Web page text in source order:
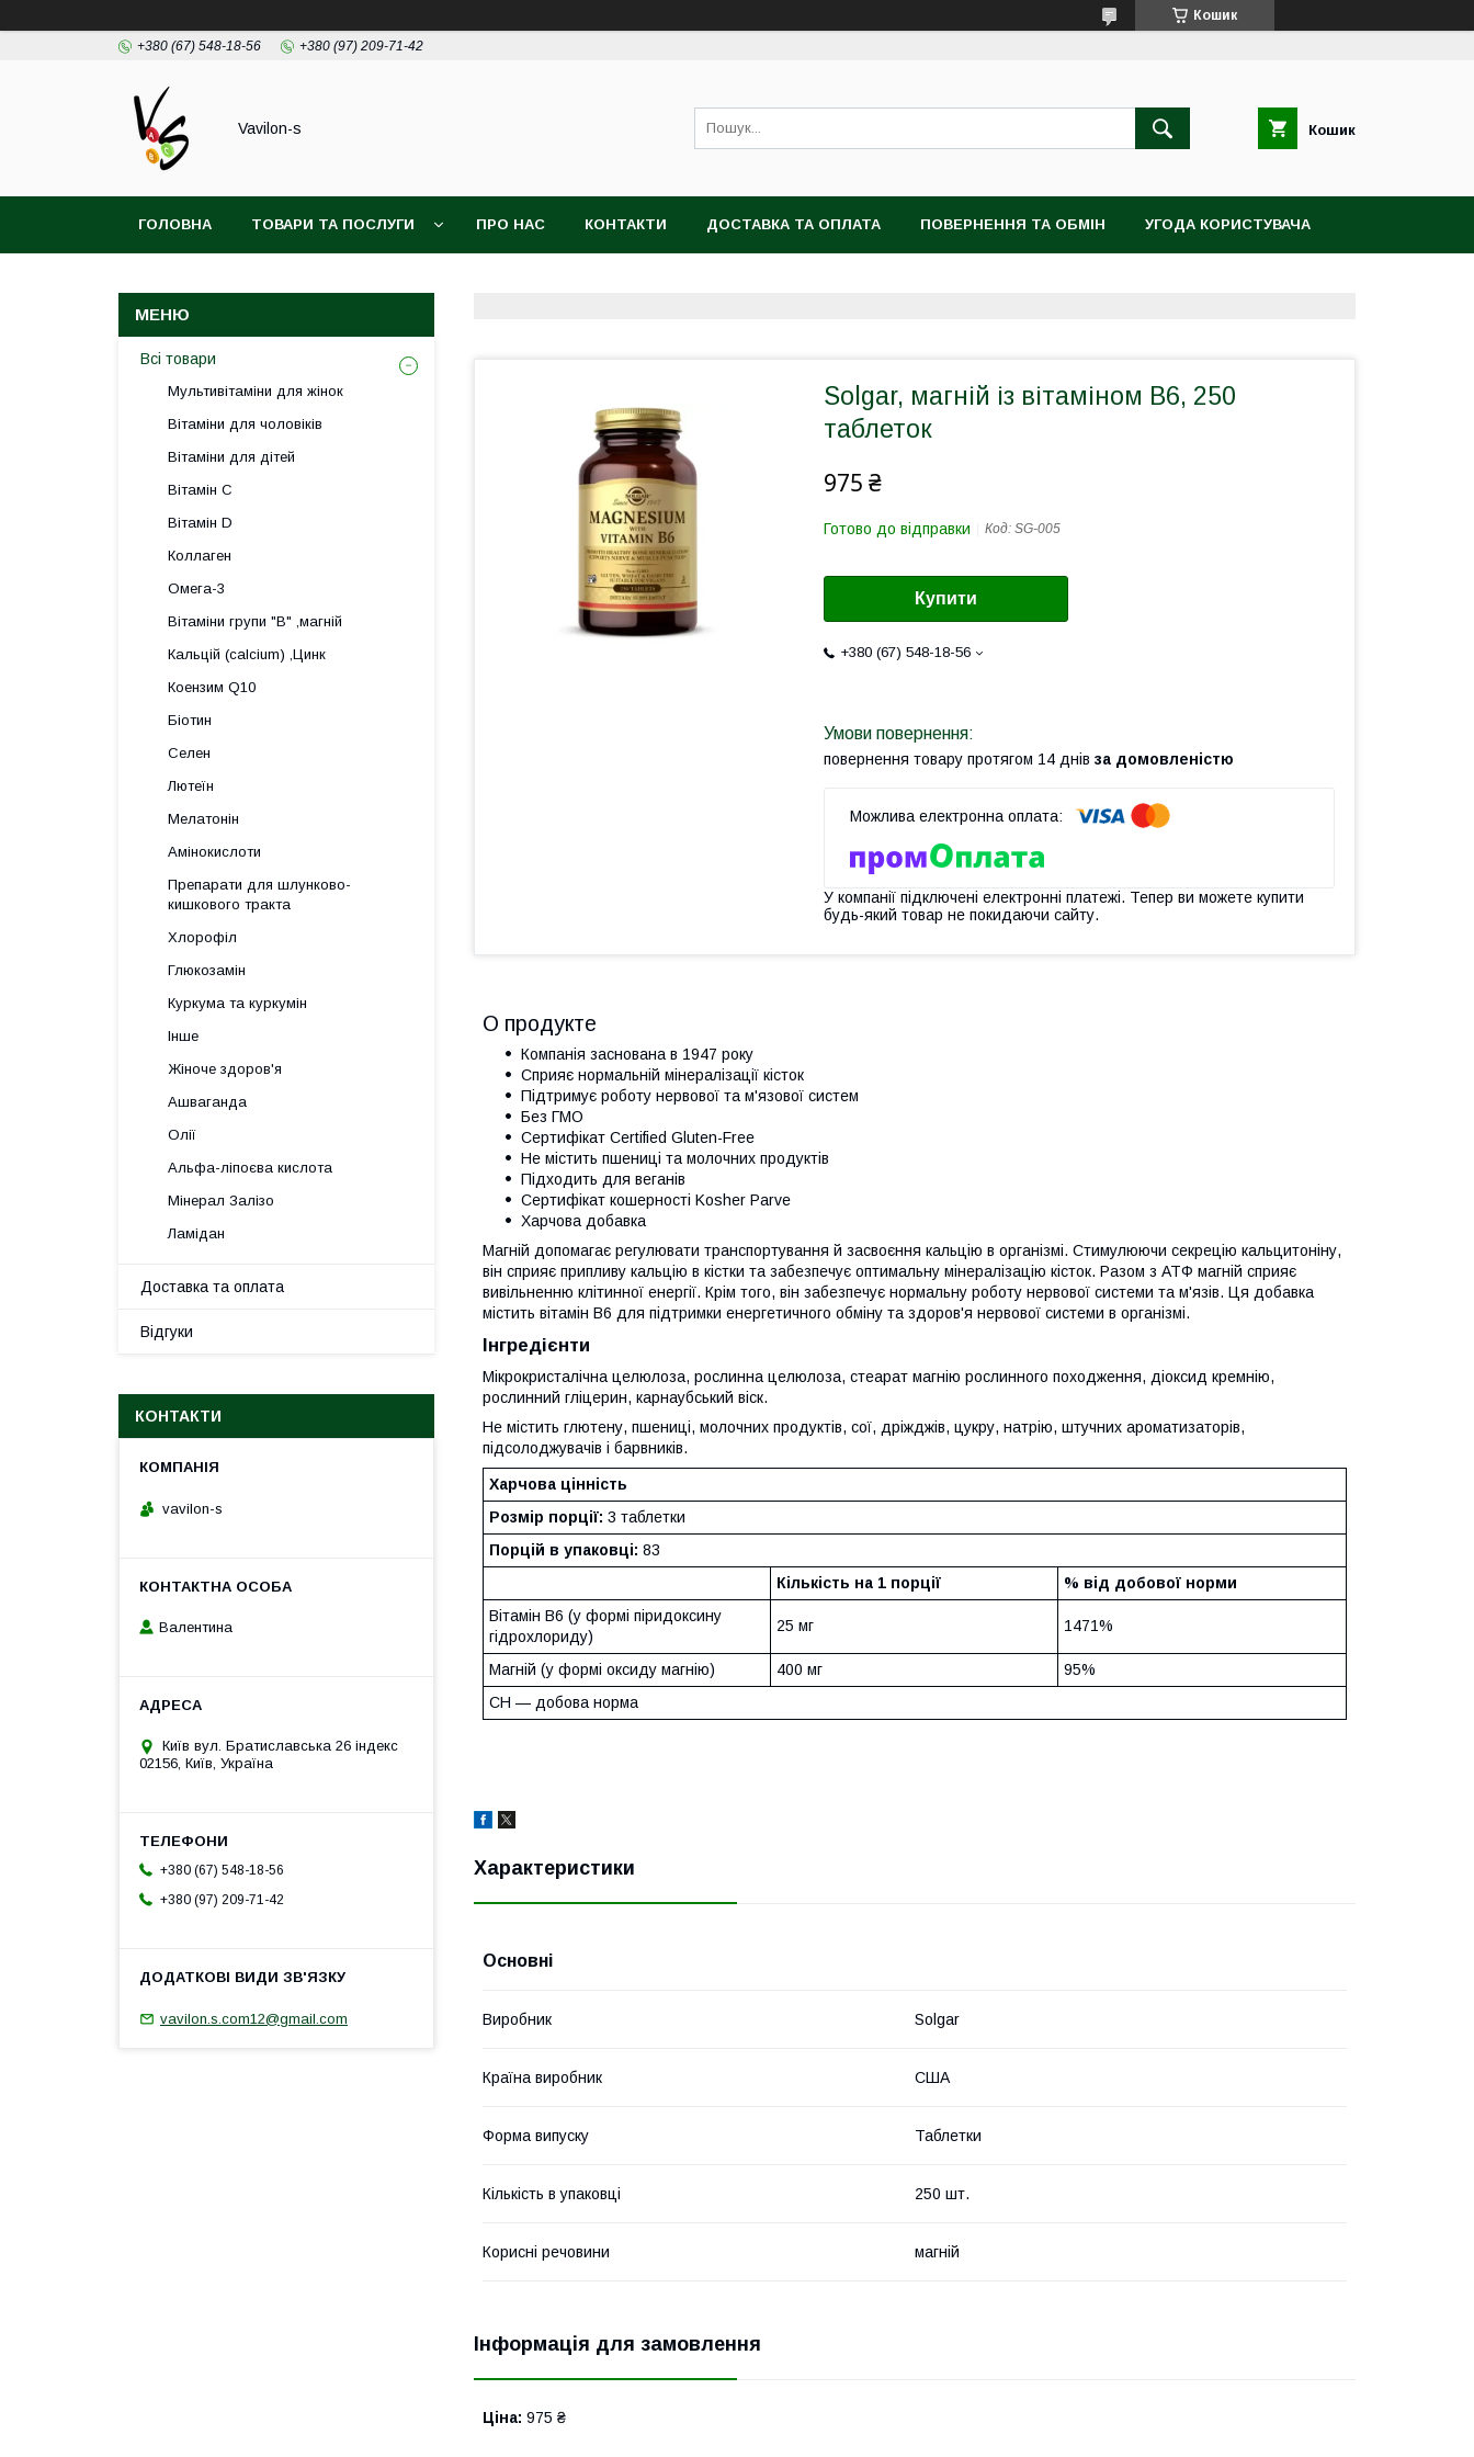
Кошик
+380 (67) 548-18-56 +380 (97) 209-71-42
Vavilon-s Кошик
ГОЛОВНА ТОВАРИ ТА ПОСЛУГИ ПРО НАС КОНТАКТИ ДОСТАВКА ТА ОПЛАТА ПОВЕРНЕННЯ ТА ОБМІН УГОДА КОРИСТУВАЧА
Solgar, магній із вітаміном B6, 250
таблеток
975 ₴
Готово до відправки Код: SG-005
Купити
+380 (67) 548-18-56
повернення товару протягом 14 днів за домовленістю
У компанії підключені електронні платежі. Тепер ви можете купити
будь-який товар не покидаючи сайту.
О продукте
Компанія заснована в 1947 року
Сприяє нормальній мінералізації кісток
Підтримує роботу нервової та м'язової систем
Без ГМО
Сертифікат Certified Gluten-Free
Не містить пшениці та молочних продуктів
Підходить для веганів
Сертифікат кошерності Kosher Parve
Харчова добавка
Магній допомагає регулювати транспортування й засвоєння кальцію в організмі. Стимулюючи секрецію кальцитоніну,
він сприяє припливу кальцію в кістки та забезпечує оптимальну мінералізацію кісток. Разом з АТФ магній сприяє
вивільненню клітинної енергії. Крім того, він забезпечує нормальну роботу нервової системи та м'язів. Ця добавка
містить вітамін B6 для підтримки енергетичного обміну та здоров'я нервової системи в організмі.
Інгредієнти
Мікрокристалічна целюлоза, рослинна целюлоза, стеарат магнію рослинного походження, діоксид кремнію,
рослинний гліцерин, карнаубський віск.
Не містить глютену, пшениці, молочних продуктів, сої, дріжджів, цукру, натрію, штучних ароматизаторів,
підсолоджувачів і барвників.
Харчова цінність
Розмір порції: 3 таблетки
Порцій в упаковці: 83
Кількість на 1 порції
% від добової норми
Вітамін B6 (у формі піридоксину
гідрохлориду)
25 мг 1471%
Магній (у формі оксиду магнію) 400 мг
95%
СН — добова норма
Характеристики
Основні
Виробник Solgar
Країна виробник США
Форма випуску Таблетки
Кількість в упаковці 250 шт.
Корисні речовини магній
Інформація для замовлення
Ціна: 975 ₴
Всі товари
Мультивітаміни для жінок
Вітаміни для чоловіків
Вітаміни для дітей
Вітамін С
Вітамін D
Коллаген
Омега-3
Вітаміни групи "В" ,магній
Кальцій (calcium) ,Цинк
Коензим Q10
Біотин
Селен
Лютеїн
Мелатонін
Амінокислоти
Препарати для шлунково-
кишкового тракта
Хлорофіл
Глюкозамін
Куркума та куркумін
Інше
Жіноче здоров'я
Ашваганда
Олії
Альфа-ліпоєва кислота
Мінерал Залізо
Ламідан
Доставка та оплата
Відгуки
КОНТАКТИ
vavilon-s
Валентина
Київ вул. Братиславська 26 індекс
02156, Київ, Україна
+380 (67) 548-18-56
+380 (97) 209-71-42
vavilon.s.com12@gmail.com